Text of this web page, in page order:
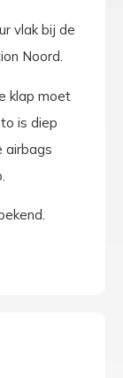
vlak bij de
Noord.
klap moet
is diep
airbags